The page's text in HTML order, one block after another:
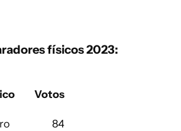
físicos 2023:
Votos
84